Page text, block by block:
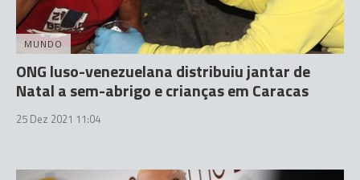
MUNDO
ONG luso-venezuelana distribuiu jantar de
Natal a sem-abrigo e crianças em Caracas
25 Dez 2021 11:04